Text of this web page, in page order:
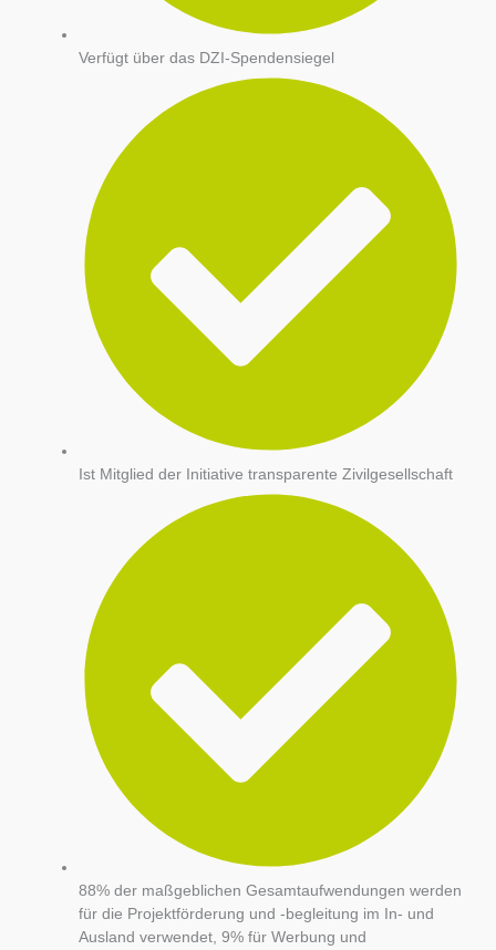
Verfügt über das DZI-Spendensiegel
Ist Mitglied der Initiative transparente Zivilgesellschaft
88% der maßgeblichen Gesamtaufwendungen werden
für die Projektförderung und -begleitung im In- und
Ausland verwendet, 9% für Werbung und